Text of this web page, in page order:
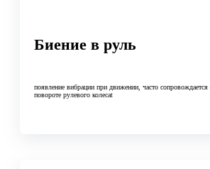
Биение в руль
появление вибрации при движении, часто
повороте рулевого колесаt